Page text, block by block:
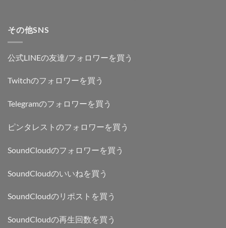
その他SNS
公式LINEの友達/フォロワーを買う
Twitchのフォロワーを買う
Telegramのフォロワーを買う
ピンタレストのフォロワーを買う
SoundCloudのフォロワーを買う
SoundCloudのいいねを買う
SoundCloudのリポストを買う
SoundCloudの再生回数を買う